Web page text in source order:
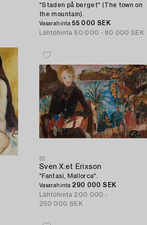
"Staden på berget" (The town on
the mountain).
Vasarahinta55 000 SEK
Lähtöhinta 60 000 - 80 000 SEK
32
Sven X:et Erixson
"Fantasi, Mallorca".
Vasarahinta 290 000 SEK
Lähtöhinta 200 000 -
250 000 SEK